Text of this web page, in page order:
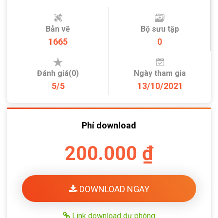
Bản vẽ
1665
Bộ sưu tập
0
Đánh giá(0)
5/5
Ngày tham gia
13/10/2021
Phí download
200.000 ₫
DOWNLOAD NGAY
Link download dự phòng